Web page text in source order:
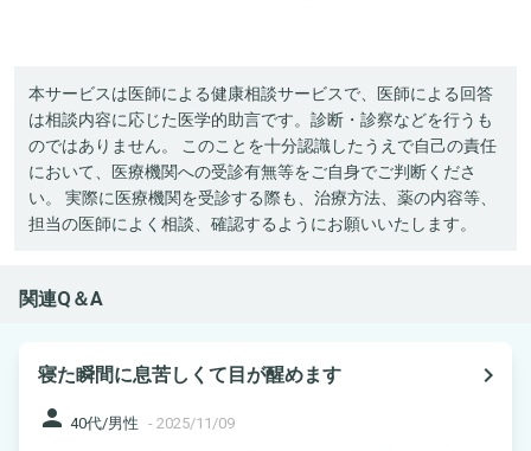
本サービスは医師による健康相談サービスで、医師による回答
は相談内容に応じた医学的助言です。診断・診察などを行うも
のではありません。 このことを十分認識したうえで自己の責任
において、医療機関への受診有無等をご自身でご判断くださ
い。 実際に医療機関を受診する際も、治療方法、薬の内容等、
担当の医師によく相談、確認するようにお願いいたします。
関連Q＆A
寝た瞬間に息苦しくて目が醒めます
navigate_next
person 40代/男性 - 2025/11/09